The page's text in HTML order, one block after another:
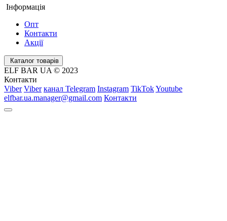
Інформація
Опт
Контакти
Акції
Каталог товарів
ELF BAR UA © 2023
Контакти
Viber Viber канал Telegram Instagram TikTokYoutube
elfbar.ua.manager@gmail.com Контакти